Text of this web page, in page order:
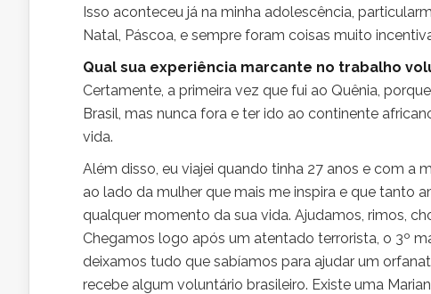
Isso aconteceu já na minha adolescência,
Natal, Páscoa, e sempre foram coisas muito
Qual sua experiência marcante no trabalho
Certamente, a primeira vez que fui ao Quênia,
Brasil, mas nunca fora e ter ido ao continente
vida.
Além disso, eu viajei quando tinha 27 anos e com a
ao lado da mulher que mais me inspira e que tanto
qualquer momento da sua vida. Ajudamos, rimos,
Chegamos logo após um atentado terrorista, o 3º
deixamos tudo que sabíamos para ajudar um
recebe algum voluntário brasileiro. Existe uma